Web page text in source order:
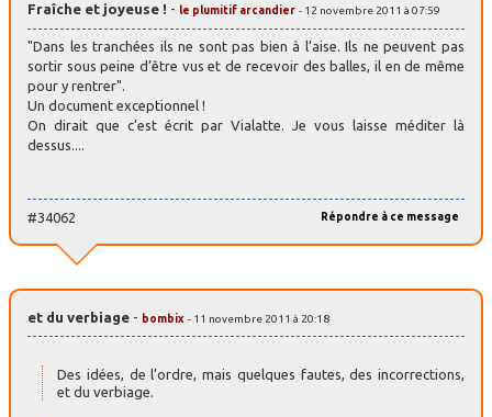
Fraîche et joyeuse ! - le plumitif arcandier - 12 novembre 2011 à 07:59
"Dans les tranchées ils ne sont pas bien à l’aise. Ils ne peuvent pas
sortir sous peine d’être vus et de recevoir des balles, il en de même
pour y rentrer".
Un document exceptionnel !
On dirait que c’est écrit par Vialatte. Je vous laisse méditer là
dessus....
Répondre à ce message
#34062
et du verbiage - bombix - 11 novembre 2011 à 20:18
Des idées, de l’ordre, mais quelques fautes, des incorrections,
et du verbiage.